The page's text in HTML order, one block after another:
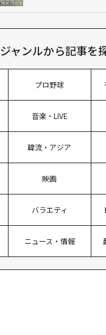
ジャンルから記事を
プロ野球
音楽・LIVE
韓流・アジア
映画
バラエティ
ニュース・情報